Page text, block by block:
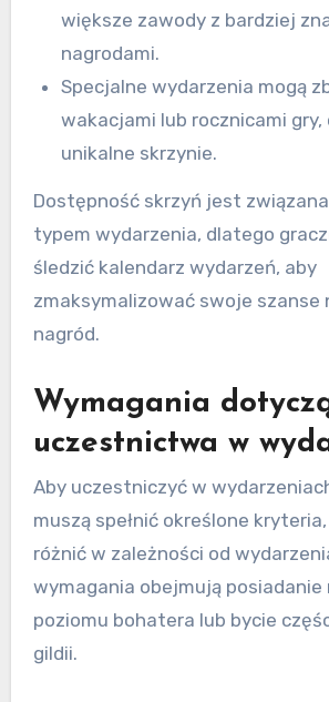
większe zawody z bardziej
nagrodami.
Specjalne wydarzenia mogą
wakacjami lub rocznicami
unikalne skrzynie.
Dostępność skrzyń jest
typem wydarzenia, dlatego
śledzić kalendarz wydarzeń, aby
zmaksymalizować swoje szanse
nagród.
Wymagania
uczestnictwa w
Aby uczestniczyć w
muszą spełnić określone
różnić w zależności od
wymagania obejmują posiadanie
poziomu bohatera lub bycie
gildii.